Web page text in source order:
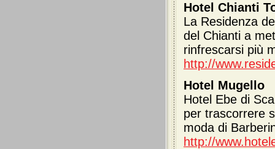
Hotel Chianti
La Residenza
del Chianti a
rinfrescarsi più
http://
Hotel Mugello
Hotel Ebe di
per trascorrere
moda di
http://